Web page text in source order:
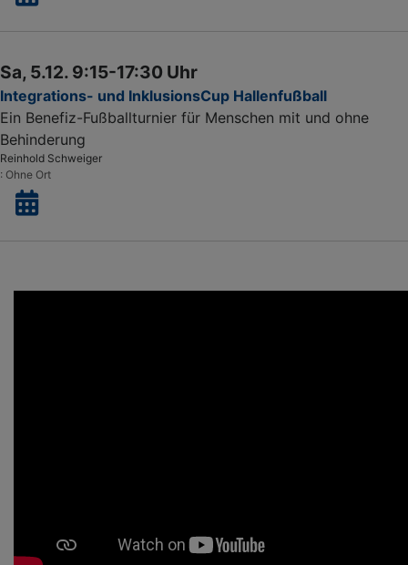
Sa, 5.12. 9:15-17:30 Uhr
Integrations- und InklusionsCup Hallenfußball
Ein Benefiz-Fußballturnier für Menschen mit und ohne
Behinderung
Reinhold Schweiger
Ohne Ort